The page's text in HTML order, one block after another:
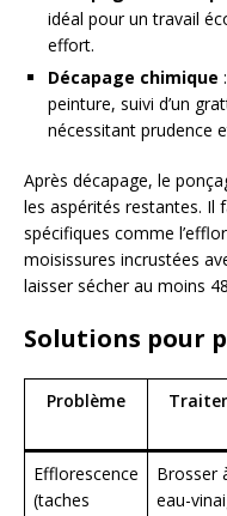
idéal pour un travail
effort.
Décapage chimique
peinture, suivi d’un
nécessitant prudence
Après décapage, le
les aspérités restantes. Il
spécifiques comme
moisissures incrustées
laisser sécher au moins
Solutions pour
Problème
Efflorescence
(taches
Brosser
eau-